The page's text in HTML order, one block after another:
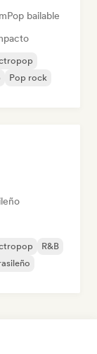
Pop bailable
Pop rock
R&B